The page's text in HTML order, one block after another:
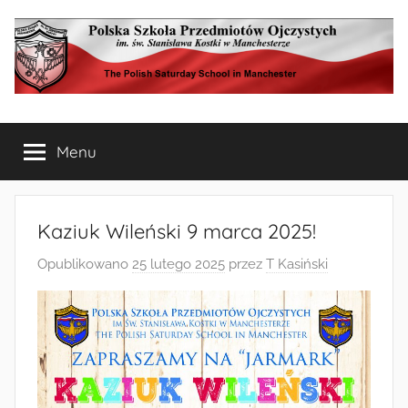
do
treści
Polska
Szkoła
Przedmiotów
Ojczystych
Manchesterze
Saturday
School
in
Manchester
Menu
Kaziuk Wileński 9 marca 2025!
Opublikowano 25 lutego 2025 przez T Kasiński